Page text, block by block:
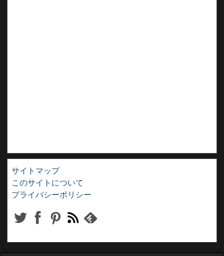
サイトマップ
このサイトについて
プライバシーポリシー